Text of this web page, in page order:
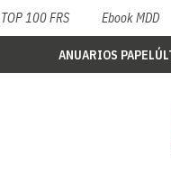
TOP 100 FRS Ebook MDD
ANUARIOS PAPEL